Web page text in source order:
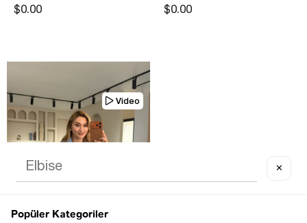
$0.00 $0.00
Video
✕
Popüler Kategoriler